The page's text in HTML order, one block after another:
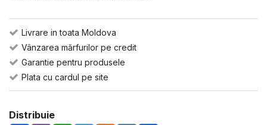
Livrare in toata Moldova
Vânzarea mărfurilor pe credit
Garantie pentru produsele
Plata cu cardul pe site
Distribuie